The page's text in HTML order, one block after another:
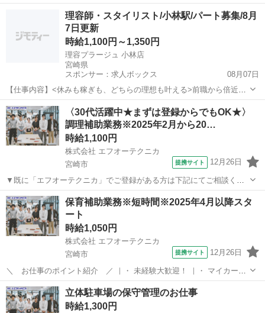
勤OK/交通費支給(規定あり)！ ｜・ お友達紹介手当あり！ ｜・ 簡単作
業(軽作業)！ ｜・ 安心のフォロー体制！ ｜・ 週払いOK！急な出費に
延岡市 その他
理容師・スタイリスト/小林駅/パート募集/8月
7日更新
時給1,100円～1,350円
理容プラージュ 小林店
宮崎県
スポンサー：求人ボックス
08月07日
【仕事内容】<休みも稼ぎも、どちらの理想も叶える>前職から倍近い
給与になったスタッフも多数 <募集職種> 理容師 <仕事内容> 様々なお
客さまの「らしさ」を叶える、サロン業務全般をお任せします <プラ
ージュならではの働きやすさ&成...
アルバイト・パート
〈30代活躍中★まずは登録からでもOK★〉
調理補助業務※2025年2月から20…
時給1,100円
株式会社 エフオーテクニカ
宮崎市
提携サイト 12月26日
▼既に「エフオーテクニカ」でご登録がある方は下記にてご相談くだ
さい ▼ 電話番号 ：0120-606-656（フリーダイヤル） お仕事ナ
ンバー：1724687 ※複数案件へ応募されますと社内確認等によりご連
絡が遅くなって...
宮崎 宮崎市 その他
保育補助業務※短時間※2025年4月以降スタ
ート
時給1,050円
株式会社 エフオーテクニカ
宮崎市
提携サイト 12月26日
＼ お仕事のポイント紹介 ／ ｜・ 未経験大歓迎！ ｜・ マイカー通
勤OK/交通費支給(規定あり)！ ｜・ お友達紹介手当あり！ ｜・ 簡単作
業(軽作業)！ ｜・ 安心のフォロー体制！ ｜・ 週払いOK！急な出費に
も対応可能...
宮崎 宮崎市 その他
立体駐車場の保守管理のお仕事
時給1,300円